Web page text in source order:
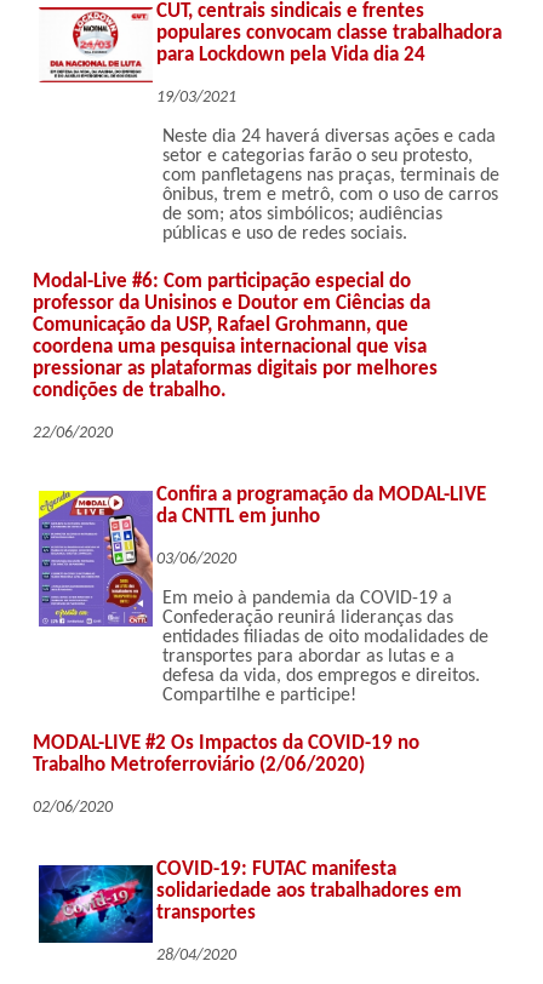
CUT, centrais sindicais e frentes
populares convocam classe trabalhadora
para Lockdown pela Vida dia 24
19/03/2021
Neste dia 24 haverá diversas ações e cada
setor e categorias farão o seu protesto,
com panfletagens nas praças, terminais de
ônibus, trem e metrô, com o uso de carros
de som; atos simbólicos; audiências
públicas e uso de redes sociais.
Modal-Live #6: Com participação especial do
professor da Unisinos e Doutor em Ciências da
Comunicação da USP, Rafael Grohmann, que
coordena uma pesquisa internacional que visa
pressionar as plataformas digitais por melhores
condições de trabalho.
22/06/2020
Confira a programação da MODAL-LIVE
da CNTTL em junho
03/06/2020
Em meio à pandemia da COVID-19 a
Confederação reunirá lideranças das
entidades filiadas de oito modalidades de
transportes para abordar as lutas e a
defesa da vida, dos empregos e direitos.
Compartilhe e participe!
MODAL-LIVE #2 Os Impactos da COVID-19 no
Trabalho Metroferroviário (2/06/2020)
02/06/2020
COVID-19: FUTAC manifesta
solidariedade aos trabalhadores em
transportes
28/04/2020